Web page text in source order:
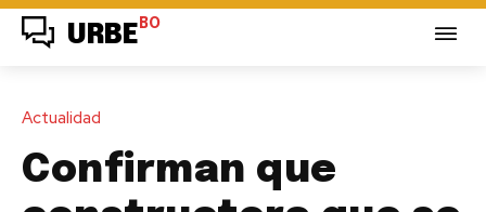
URBE BO
Actualidad
Confirman que